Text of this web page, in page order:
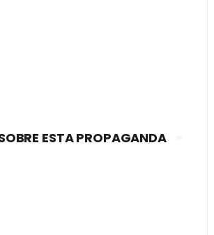
ESTA PROPAGANDA